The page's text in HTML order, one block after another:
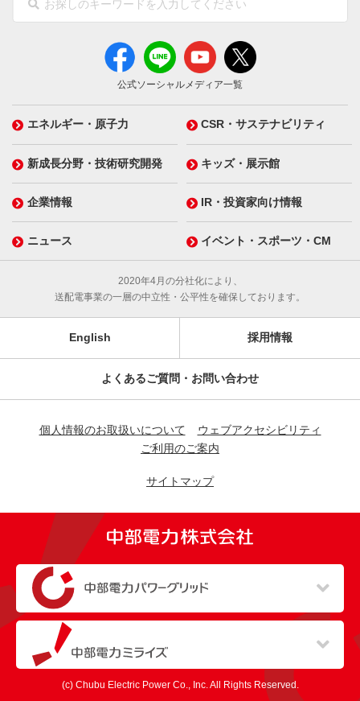
公式ソーシャルメディア一覧
エネルギー・原子力 CSR・サステナビリティ
新成長分野・技術研究開発 キッズ・展示館
企業情報 IR・投資家向け情報
ニュース イベント・スポーツ・CM
2020年4月の分社化により、
送配電事業の一層の中立性・公平性を確保しております。
English 採用情報
よくあるご質問・お問い合わせ
個人情報のお取扱いについて
ウェブアクセシビリティ
ご利用のご案内
サイトマップ
（新しいウィンドウを開きます）
（新しいウィンドウを開きます）
(c) Chubu Electric Power Co., Inc. All Rights Reserved.